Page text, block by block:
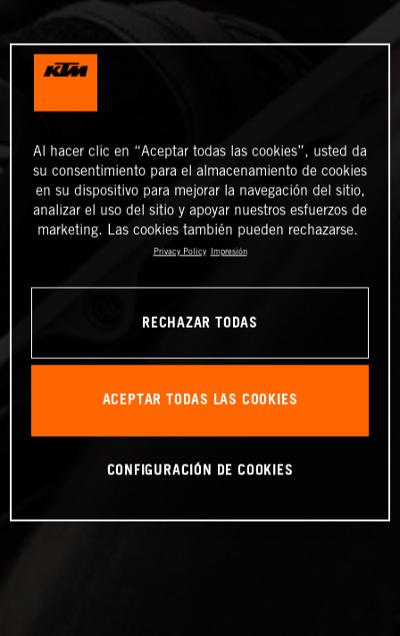
Al hacer clic en “Aceptar todas las cookies”, usted da
su consentimiento para el almacenamiento de cookies
en su dispositivo para mejorar la navegación del sitio,
analizar el uso del sitio y apoyar nuestros esfuerzos de
marketing. Las cookies también pueden rechazarse.
Privacy Policy Impresión
RECHAZAR TODAS
ACEPTAR TODAS LAS COOKIES
CONFIGURACIÓN DE COOKIES